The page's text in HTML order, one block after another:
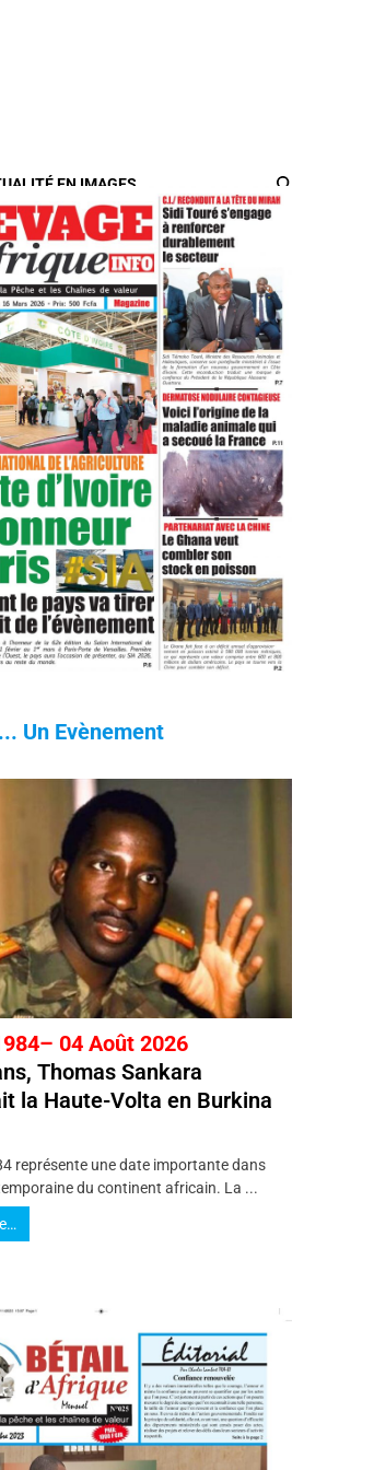
EN IMAGES
Un Evènement
04 Août 2026
Thomas Sankara
la Haute-Volta en Burkina
représente une date importante dans
du continent africain. La ...